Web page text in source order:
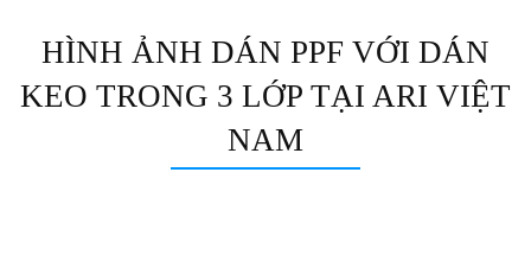
HÌNH ẢNH DÁN PPF VỚI DÁN
KEO TRONG 3 LỚP TẠI ARI VIỆT
NAM